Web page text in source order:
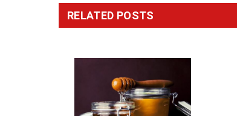
RELATED POSTS